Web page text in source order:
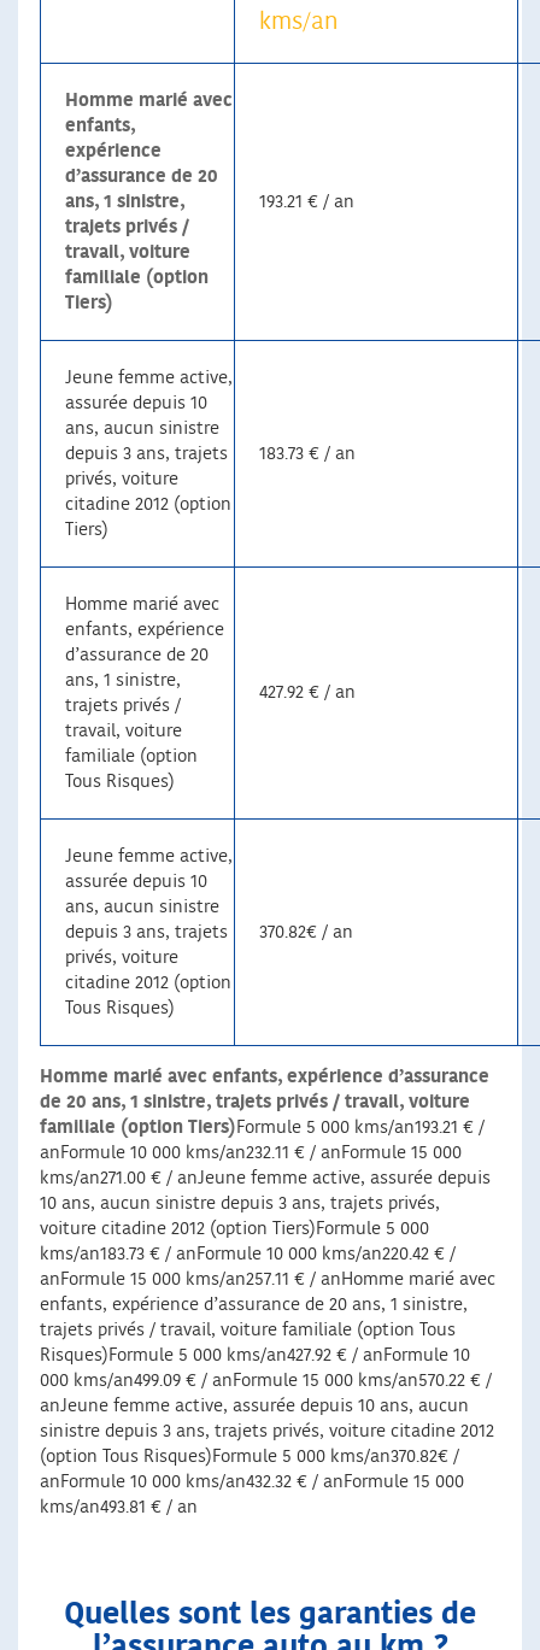
kms/an
Homme marié avec
enfants,
expérience
d’assurance de 20
ans, 1 sinistre,
trajets privés /
travail, voiture
familiale (option
Tiers)
193.21 € / an
Jeune femme active,
assurée depuis 10
ans, aucun sinistre
depuis 3 ans, trajets
privés, voiture
citadine 2012 (option
Tiers)
183.73 € / an
Homme marié avec
enfants, expérience
d’assurance de 20
ans, 1 sinistre,
trajets privés /
travail, voiture
familiale (option
Tous Risques)
427.92 € / an
Jeune femme active,
assurée depuis 10
ans, aucun sinistre
depuis 3 ans, trajets
privés, voiture
citadine 2012 (option
Tous Risques)
370.82€ / an
Homme marié avec enfants, expérience d’assurance
de 20 ans, 1 sinistre, trajets privés / travail, voiture
familiale (option Tiers) Formule 5 000 kms/an193.21 € /
anFormule 10 000 kms/an232.11 € / anFormule 15 000
kms/an271.00 € / anJeune femme active, assurée depuis
10 ans, aucun sinistre depuis 3 ans, trajets privés,
voiture citadine 2012 (option Tiers)Formule 5 000
kms/an183.73 € / anFormule 10 000 kms/an220.42 € /
anFormule 15 000 kms/an257.11 € / anHomme marié avec
enfants, expérience d’assurance de 20 ans, 1 sinistre,
trajets privés / travail, voiture familiale (option Tous
Risques)Formule 5 000 kms/an427.92 € / anFormule 10
000 kms/an499.09 € / anFormule 15 000 kms/an570.22 € /
anJeune femme active, assurée depuis 10 ans, aucun
sinistre depuis 3 ans, trajets privés, voiture citadine 2012
(option Tous Risques)Formule 5 000 kms/an370.82€ /
anFormule 10 000 kms/an432.32 € / anFormule 15 000
kms/an493.81 € / an
Quelles sont les garanties de